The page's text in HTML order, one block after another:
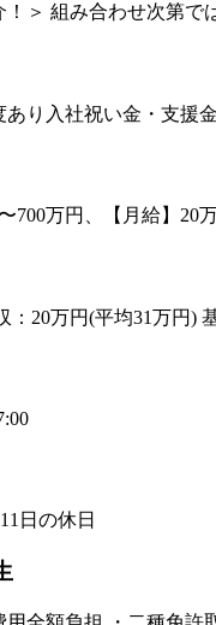
！＞ 組み合わせ次第で
り 入社祝い金・支援
700万円、【月給】20
20万円(平均31万円)
日の休日